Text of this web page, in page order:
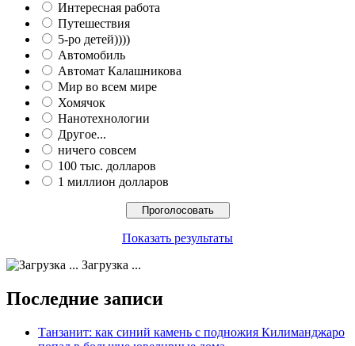
Интересная работа
Путешествия
5-ро детей))))
Автомобиль
Автомат Калашникова
Мир во всем мире
Хомячок
Нанотехнологии
Другое...
ничего совсем
100 тыс. долларов
1 миллион долларов
Показать результаты
Загрузка ...
Последние записи
Танзанит: как синий камень с подножия Килиманджаро